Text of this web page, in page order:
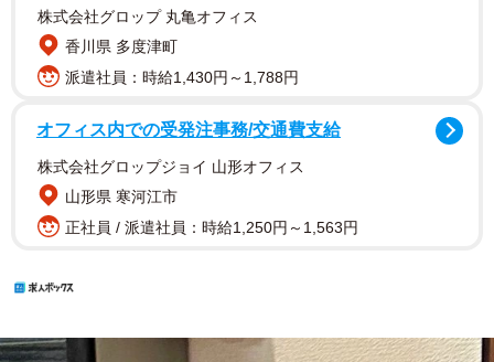
株式会社グロップ 丸亀オフィス
香川県 多度津町
派遣社員：時給1,430円～1,788円
オフィス内での受発注事務/交通費支給
株式会社グロップジョイ 山形オフィス
山形県 寒河江市
正社員 / 派遣社員：時給1,250円～1,563円